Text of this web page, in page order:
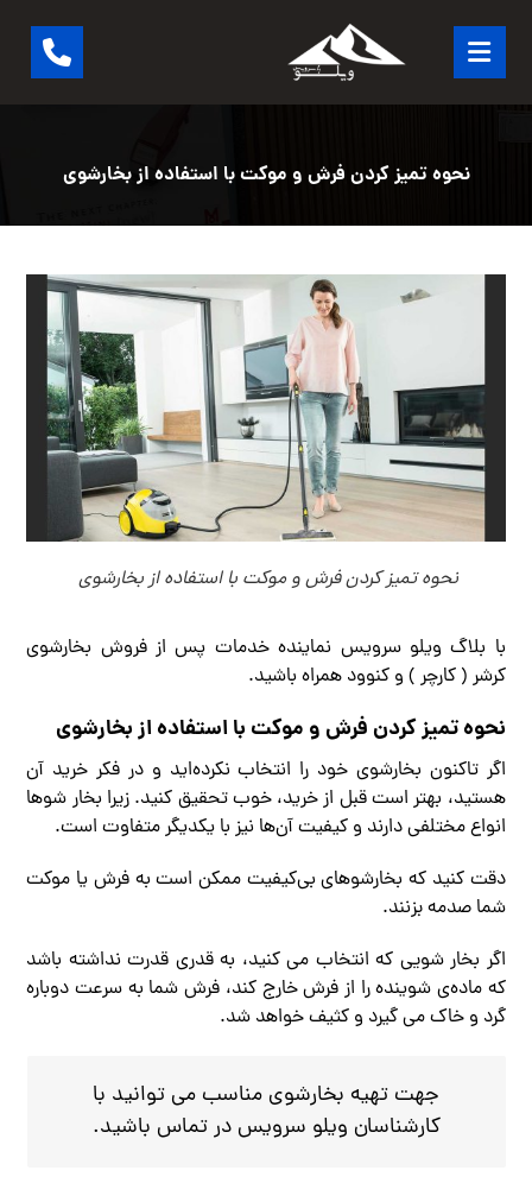
نحوه تمیز کردن فرش و موکت با استفاده از بخار‌شوی
نحوه تمیز کردن فرش و موکت با استفاده از بخار‌شوی
با بلاگ ویلو سرویس نماینده خدمات پس از فروش بخارشوی
کرشر ( کارچر ) و کنوود همراه باشید.
نحوه تمیز کردن فرش و موکت با استفاده از بخار‌شوی
اگر تاکنون بخارشوی خود را انتخاب نکرده‌اید و در فکر خرید آن
هستید، بهتر است قبل از خرید، خوب تحقیق کنید. زیرا بخار شو‌ها
انواع مختلفی دارند و کیفیت آن‌ها نیز با یکدیگر متفاوت است.
دقت کنید که بخارشوهای بی‌کیفیت ممکن است به فرش یا موکت
شما صدمه بزنند.
اگر بخار شویی که انتخاب می کنید، به قدری قدرت نداشته باشد
که ماده‌ی شوینده را از فرش خارج کند، فرش شما به سرعت دوباره
گرد و خاک می گیرد و کثیف خواهد شد.
جهت تهیه بخارشوی مناسب می توانید با
کارشناسان ویلو سرویس در تماس باشید.